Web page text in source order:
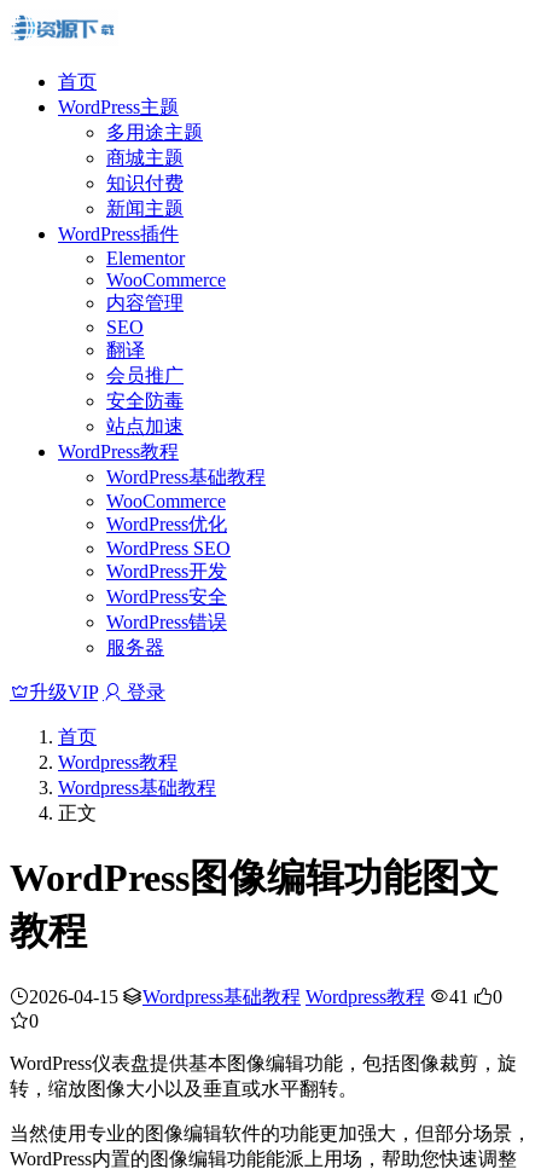
首页
WordPress主题
多用途主题
商城主题
知识付费
新闻主题
WordPress插件
Elementor
WooCommerce
内容管理
SEO
翻译
会员推广
安全防毒
站点加速
WordPress教程
WordPress基础教程
WooCommerce
WordPress优化
WordPress SEO
WordPress开发
WordPress安全
WordPress错误
服务器
升级VIP 登录
首页
Wordpress教程
Wordpress基础教程
正文
WordPress图像编辑功能图文
教程
2026-04-15 Wordpress基础教程 Wordpress教程 41
0
0
WordPress仪表盘提供基本图像编辑功能，包括图像裁剪，旋
转，缩放图像大小以及垂直或水平翻转。
当然使用专业的图像编辑软件的功能更加强大，但部分场景，
WordPress内置的图像编辑功能能派上用场，帮助您快速调整